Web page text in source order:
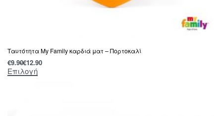
Ταυτότητα My Family καρδιά ματ – Πορτοκαλί
€9.90€12.90
Επιλογή